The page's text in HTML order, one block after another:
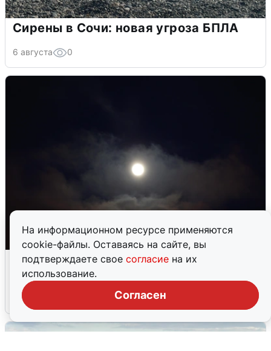
На информационном ресурсе применяются
cookie-файлы. Оставаясь на сайте, вы
подтверждаете свое согласие на их
использование.
Согласен
Сирены в Сочи: новая угроза БПЛА
6 августа 0
Взрывы в Воронеже после сигнала
тревоги
5 августа